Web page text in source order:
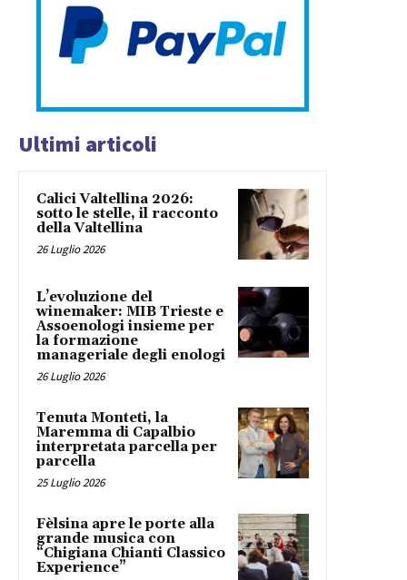
Ultimi articoli
Calici Valtellina 2026:
sotto le stelle, il racconto
della Valtellina
26 Luglio 2026
L’evoluzione del
winemaker: MIB Trieste e
Assoenologi insieme per
la formazione
manageriale degli enologi
26 Luglio 2026
Tenuta Monteti, la
Maremma di Capalbio
interpretata parcella per
parcella
25 Luglio 2026
Fèlsina apre le porte alla
grande musica con
“Chigiana Chianti Classico
Experience”